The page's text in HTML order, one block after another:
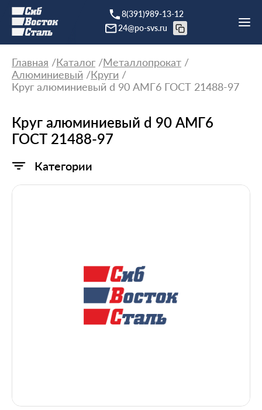
8(391)989-13-12
24@po-svs.ru
Главная Каталог
Металлопрокат
Алюминиевый
Круги
Круг алюминиевый d 90 АМГ6 ГОСТ 21488-97
Круг алюминиевый d 90 АМГ6
ГОСТ 21488-97
Категории